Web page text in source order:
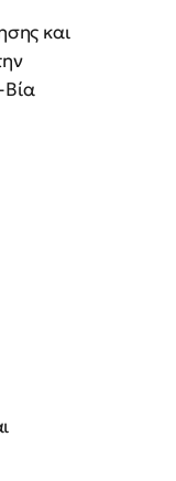
και
Βία